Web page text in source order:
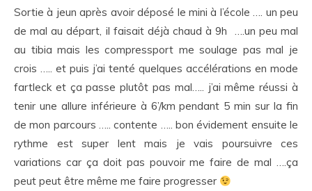
Sortie à jeun après avoir déposé le mini à l’école …. un peu
de mal au départ, il faisait déjà chaud à 9h ….un peu mal
au tibia mais les compressport me soulage pas mal je
crois ….. et puis j’ai tenté quelques accélérations en mode
fartleck et ça passe plutôt pas mal….. j’ai même réussi à
tenir une allure inférieure à 6’/km pendant 5 min sur la fin
de mon parcours ….. contente ….. bon évidement ensuite le
rythme est super lent mais je vais poursuivre ces
variations car ça doit pas pouvoir me faire de mal ….ça
peut peut être même me faire progresser